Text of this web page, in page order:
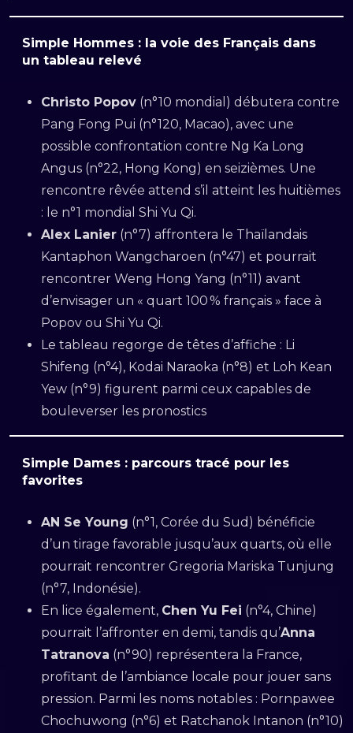
Simple Hommes : la voie des Français dans
un tableau relevé
Christo Po­pov (n°10 mondial) débutera contre
Pang Fong Pui (n°120, Macao), avec une
possible confrontation contre Ng Ka Long
Angus (n°22, Hong Kong) en seizièmes. Une
rencontre rêvée attend s’il atteint les huitièmes
: le n°1 mondial Shi Yu Qi.
Alex Lanier (n°7) affrontera le Thaïlandais
Kantaphon Wangcharoen (n°47) et pourrait
rencontrer Weng Hong Yang (n°11) avant
d’envisager un « quart 100 % français » face à
Po­pov ou Shi Yu Qi.
Le tableau regorge de têtes d’affiche : Li
Shifeng (n°4), Kodai Naraoka (n°8) et Loh Kean
Yew (n°9) figurent parmi ceux capables de
bouleverser les pronostics
Simple Dames : parcours tracé pour les
favorites
AN Se Young (n°1, Corée du Sud) bénéficie
d’un tirage favorable jusqu’aux quarts, où elle
pourrait rencontrer Gregoria Mariska Tunjung
(n°7, Indonésie).
En lice également, Chen Yu Fei (n°4, Chine)
pourrait l’affronter en demi, tandis qu’Anna
Tatranova (n°90) représentera la France,
profitant de l’ambiance locale pour jouer sans
pression. Parmi les noms notables : Pornpawee
Chochuwong (n°6) et Ratchanok Intanon (n°10)